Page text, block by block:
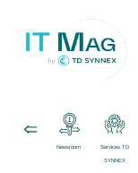
Newsroom Services TD
SYNNEX